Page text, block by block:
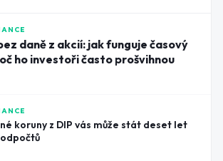
daně z akcií: jak funguje časový
ho investoři často prošvihnou
koruny z DIP vás může stát deset let